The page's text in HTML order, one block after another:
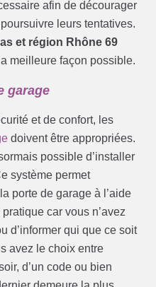
afin de décourager
leurs tentatives.
et région Rhône 69
meilleure façon possible.
garage
et de confort, les
doivent être appropriées.
possible d’installer
système permet
porte de garage à l’aide
car vous n’avez
d’informer qui que ce soit
avez le choix entre
d’un code ou bien